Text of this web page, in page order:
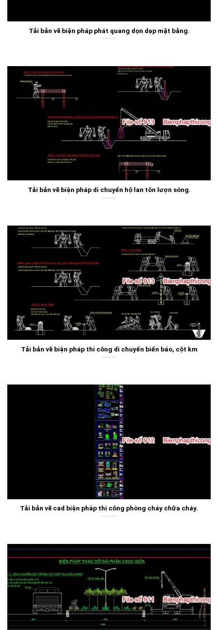
Tải bản vẽ biện pháp phát quang dọn dẹp mặt bằng.
Tải bản vẽ biện pháp di chuyển hộ lan tôn lượn sóng.
Tải bản vẽ biện pháp thi công di chuyển biển báo, cột km
Tải bản vẽ cad biện pháp thi công phòng cháy chữa cháy.